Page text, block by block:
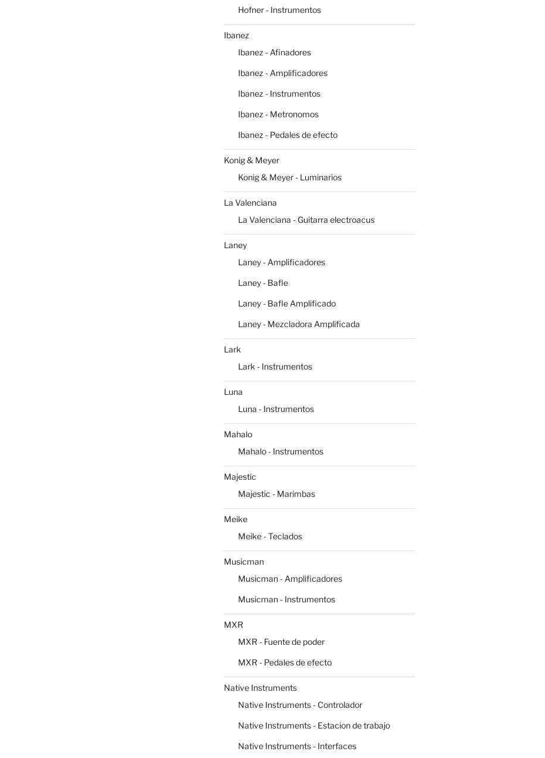
Hofner - Instrumentos
Ibanez
Ibanez - Afinadores
Ibanez - Amplificadores
Ibanez - Instrumentos
Ibanez - Metronomos
Ibanez - Pedales de efecto
Konig & Meyer
Konig & Meyer - Luminarios
La Valenciana
La Valenciana - Guitarra electroacus
Laney
Laney - Amplificadores
Laney - Bafle
Laney - Bafle Amplificado
Laney - Mezcladora Amplificada
Lark
Lark - Instrumentos
Luna
Luna - Instrumentos
Mahalo
Mahalo - Instrumentos
Majestic
Majestic - Marimbas
Meike
Meike - Teclados
Musicman
Musicman - Amplificadores
Musicman - Instrumentos
MXR
MXR - Fuente de poder
MXR - Pedales de efecto
Native Instruments
Native Instruments - Controlador
Native Instruments - Estacion de trabajo
Native Instruments - Interfaces